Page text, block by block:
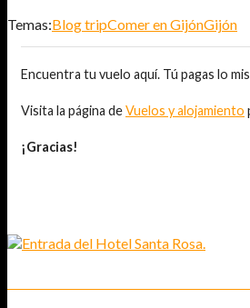
Temas:Blog tripComer en GijónGijón
Encuentra tu vuelo aquí. Tú pagas lo
Visita la página deVuelos y alojamiento
¡Gracias!